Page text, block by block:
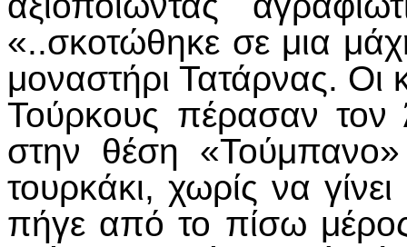
«..σκοτώθηκε σε μια
μοναστήρι Τατάρνας. Οι
Τούρκους πέρασαν
στην θέση
τουρκάκι, χωρίς να
πήγε από το πίσω